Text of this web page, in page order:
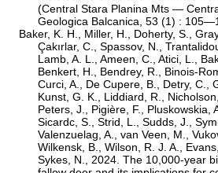
(Central Stara Planina Mts —
Geologica Balcanica, 53 (1) :
Baker, K. H., Miller, H., Doherty, S.,
Çakırlar, C., Spassov, N.,
Lamb, A. L., Ameen, C., Atici, L.,
Benkert, H., Bendrey, R., Binois-
Curci, A., De Cupere, B., Detry, C.,
Kunst, G. K., Liddiard, R.,
Peters, J., Pigière, F., Pluskowskia,
Sicardc, S., Strid, L., Sudds, J.,
Valenzuelag, A., van Veen, M.,
Wilkensk, B., Wilson, R. J. A.,
Sykes, N., 2024. The 10,000-year